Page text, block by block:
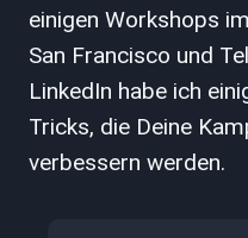
einigen Workshops
San Francisco und
LinkedIn habe ich
Tricks, die Deine
verbessern werden.